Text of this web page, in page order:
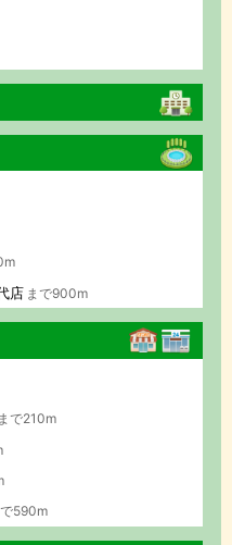
店 まで900m
まで210m
590m